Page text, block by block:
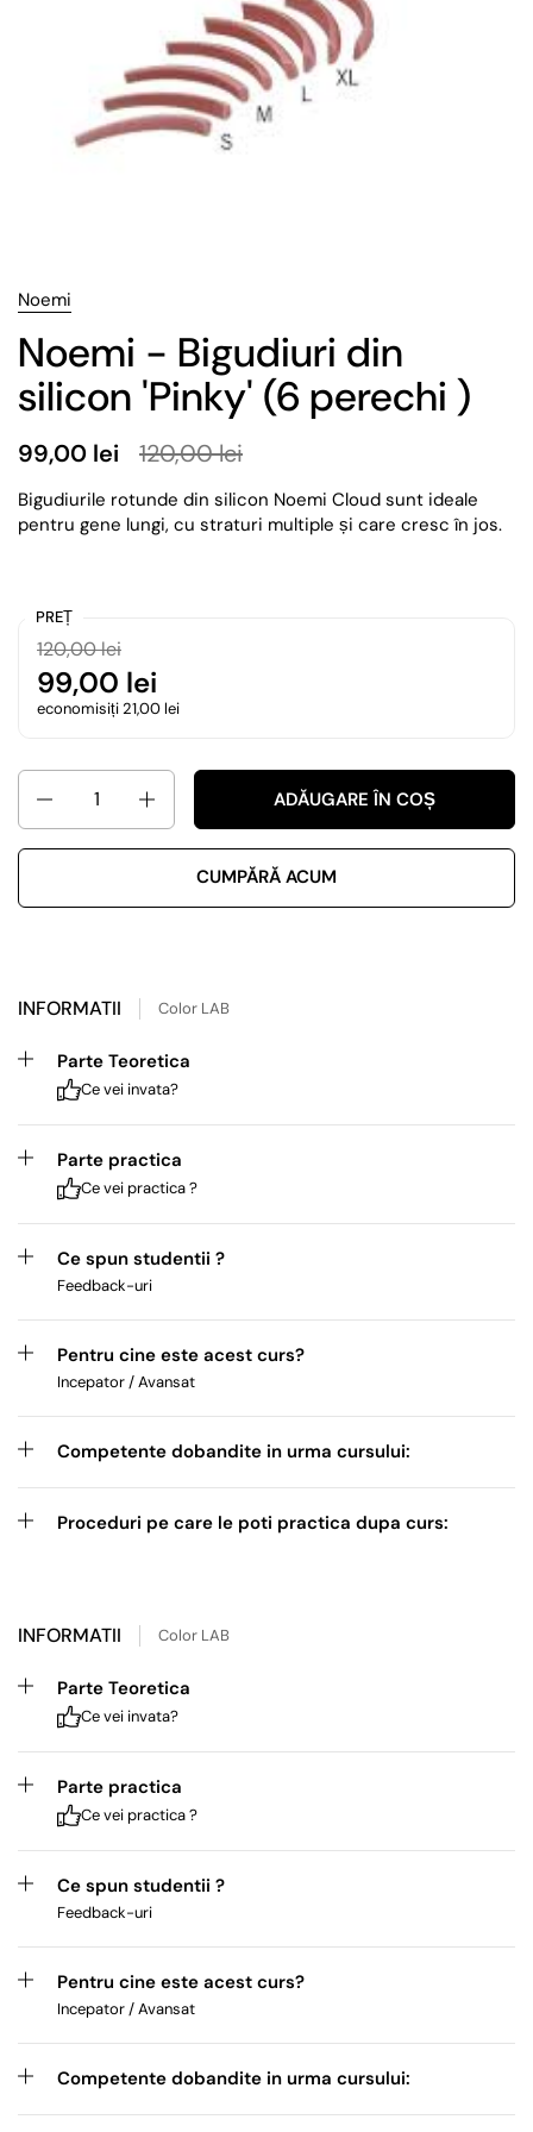
Noemi
Noemi - Bigudiuri din
silicon 'Pinky' (6 perechi )
99,00 lei 120,00 lei
Bigudiurile rotunde din silicon Noemi Cloud sunt ideale
pentru gene lungi, cu straturi multiple și care cresc în jos.
PREȚ
99,00 lei
120,00 lei
economisiți 21,00 lei
Cantitate
ADĂUGARE ÎN COȘ
CUMPĂRĂ ACUM
INFORMATII Color LAB
Parte Teoretica
Ce vei invata?
Parte practica
Ce vei practica ?
Ce spun studentii ?
Feedback-uri
Pentru cine este acest curs?
Incepator / Avansat
Competente dobandite in urma cursului:
Proceduri pe care le poti practica dupa curs:
INFORMATII Color LAB
Parte Teoretica
Ce vei invata?
Parte practica
Ce vei practica ?
Ce spun studentii ?
Feedback-uri
Pentru cine este acest curs?
Incepator / Avansat
Competente dobandite in urma cursului: